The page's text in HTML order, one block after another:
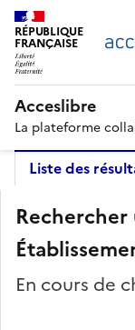
RÉPUBLIQUE
FRANÇAISE
Acceslibre
La plateforme
Liste des
Rechercher
En cours de